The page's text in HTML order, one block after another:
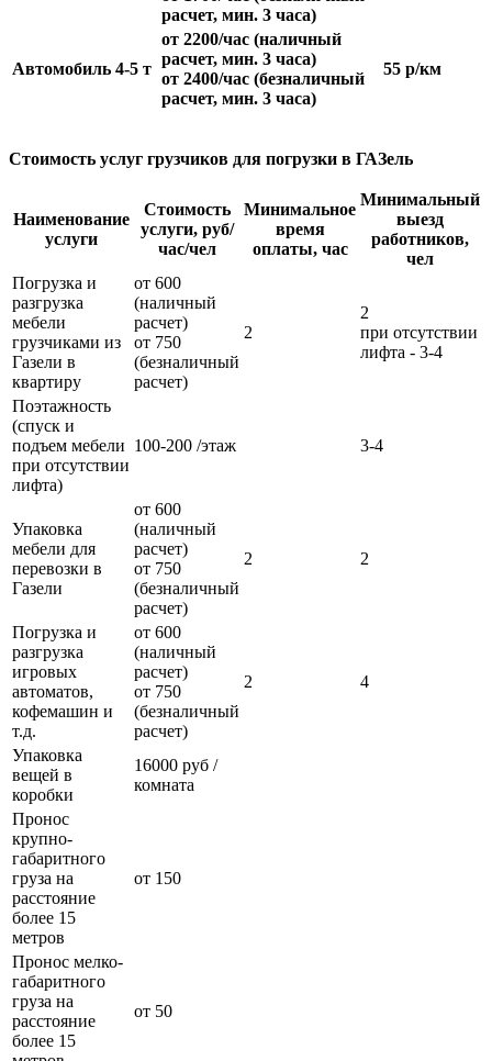
расчет, мин. 3 часа)
Автомобиль 4-5 т
от 2200/час (наличный
расчет, мин. 3 часа)
от 2400/час (безналичный
расчет, мин. 3 часа)
55 р/км
Стоимость услуг грузчиков для погрузки в ГАЗель
Наименование
услуги
Стоимость
услуги, руб/
час/чел
Минимальное
время
оплаты, час
Минимальный
выезд
работников,
чел
Погрузка и
разгрузка
мебели
грузчиками из
Газели в
квартиру
от 600
(наличный
расчет)
от 750
(безналичный
расчет)
2
2
при отсутствии
лифта - 3-4
Поэтажность
(спуск и
подъем мебели
при отсутствии
лифта)
100-200 /этаж 3-4
Упаковка
мебели для
перевозки в
Газели
от 600
(наличный
расчет)
от 750
(безналичный
расчет)
2 2
Погрузка и
разгрузка
игровых
автоматов,
кофемашин и
т.д.
от 600
(наличный
расчет)
от 750
(безналичный
расчет)
2 4
Упаковка
вещей в
коробки
16000 руб /
комната
Пронос
крупно-
габаритного
груза на
расстояние
более 15
метров
от 150
Пронос мелко-
габаритного
груза на
расстояние
более 15
от 50